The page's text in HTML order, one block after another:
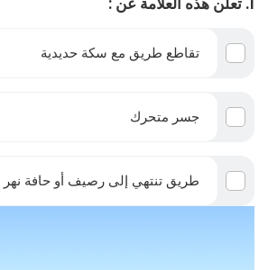
تقاطع طريق مع سكة حديدية
جسر متحرك
طريق تنتهي إلى رصيف أو حافة نهر